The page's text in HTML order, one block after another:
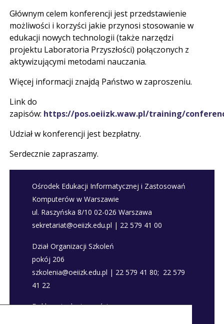
Głównym celem konferencji jest przedstawienie
możliwości i korzyści jakie przynosi stosowanie w
edukacji nowych technologii (także narzędzi
projektu Laboratoria Przyszłości) połączonych z
aktywizującymi metodami nauczania.
Więcej informacji znajdą Państwo w zaproszeniu.
Link do
zapisów: https://pos.oeiizk.waw.pl/training/
Udział w konferencji jest bezpłatny.
Serdecznie zapraszamy.
Ośrodek Edukacji Informatycznej i Zastosowań
Komputerów w Warszawie
ul. Raszyńska 8/10 02-026 Warszawa
sekretariat@oeiizk.edu.pl | 22 579 41 00
Dział Organizacji Szkoleń
pokój 206
szkolenia@oeiizk.edu.pl | 22 579 41 80; 22 579
41 22
Deklaracja dostępności